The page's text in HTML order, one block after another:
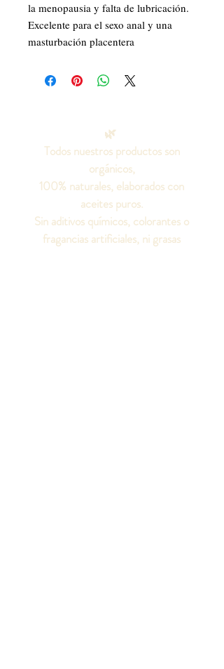
la menopausia y falta de lubricación.
Excelente para el sexo anal y una
masturbación placentera
🌿
Todos nuestros productos son
orgánicos,
100% naturales, elaborados con
aceites puros.
Sin aditivos químicos, colorantes o
fragancias artificiales, ni grasas